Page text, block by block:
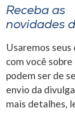
A-
Receba as
novidades
Usaremos
com você
podem ser de
envio da
mais detalhes,